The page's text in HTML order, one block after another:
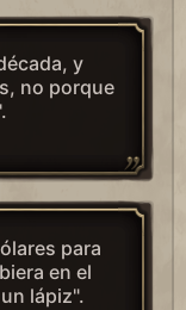
y
no porque
para
en el
lápiz".